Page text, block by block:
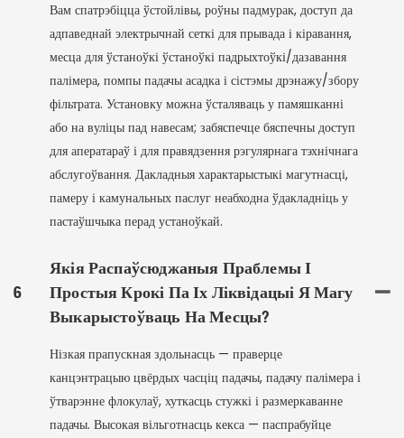
Вам спатрэбіцца ўстойлівы, роўны падмурак, доступ да
адпаведнай электрычнай сеткі для прывада і кіравання,
месца для ўстаноўкі ўстаноўкі падрыхтоўкі/дазавання
палімера, помпы падачы асадка і сістэмы дрэнажу/збору
фільтрата. Установку можна ўсталяваць у памяшканні
або на вуліцы пад навесам; забяспечце бяспечны доступ
для аператараў і для правядзення рэгулярнага тэхнічнага
абслугоўвання. Дакладныя характарыстыкі магутнасці,
памеру і камунальных паслуг неабходна ўдакладніць у
пастаўшчыка перад устаноўкай.
6
Якія Распаўсюджаныя Праблемы І
Простыя Крокі Па Іх Ліквідацыі Я Магу
Выкарыстоўваць На Месцы?
Нізкая прапускная здольнасць — праверце
канцэнтрацыю цвёрдых часціц падачы, падачу палімера і
ўтварэнне флокулаў, хуткасць стужкі і размеркаванне
падачы. Высокая вільготнасць кекса — паспрабуйце